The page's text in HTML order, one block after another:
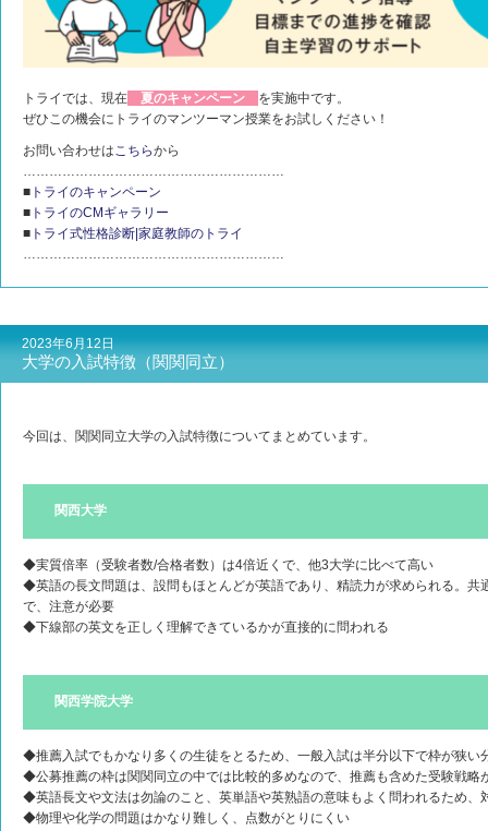
トライでは、現在 夏のキャンペーン
を実施中です。
ぜひこの機会にトライのマンツーマン授業をお試しください！
お問い合わせはこちらから
……………………………………………………
■ トライのキャンペーン
■ トライのCMギャラリー
■ トライ式性格診断|家庭教師のトライ
……………………………………………………
2023年6月12日
大学の入試特徴（関関同立）
今回は、関関同立大学の入試特徴についてまとめています。
関西大学
◆実質倍率（受験者数/合格者数）は4倍近くで、他3大学に比べて高い
◆英語の長文問題は、設問もほとんどが英語であり、精読力が求められる。共
で、注意が必要
◆下線部の英文を正しく理解できているかが直接的に問われる
関西学院大学
◆推薦入試でもかなり多くの生徒をとるため、一般入試は半分以下で枠が狭い
◆公募推薦の枠は関関同立の中では比較的多めなので、推薦も含めた受験戦略
◆英語長文や文法は勿論のこと、英単語や英熟語の意味もよく問われるため、
◆物理や化学の問題はかなり難しく、点数がとりにくい